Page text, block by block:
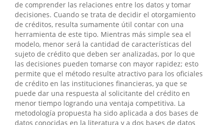
de comprender las relaciones entre los datos y tomar
decisiones. Cuando se trata de decidir el otorgamiento
de créditos, resulta sumamente útil contar con una
herramienta de este tipo. Mientras más simple sea el
modelo, menor será la cantidad de características del
sujeto de crédito que deben ser analizadas, por lo que
las decisiones pueden tomarse con mayor rapidez; esto
permite que el método resulte atractivo para los oficiales
de crédito en las instituciones financieras, ya que se
puede dar una respuesta al solicitante del crédito en
menor tiempo logrando una ventaja competitiva. La
metodología propuesta ha sido aplicada a dos bases de
datos conocidas en la literatura y a dos bases de datos